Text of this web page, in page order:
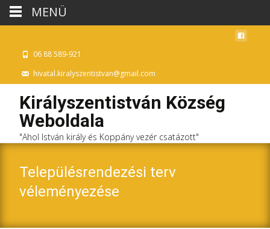
06 88 589-921
hivatal.kiralyszentistvan@gmail.com
Királyszentistván Község
Weboldala
"Ahol István király és Koppány vezér csatázott"
Településrendezési terv
véleményezése
MENÜ